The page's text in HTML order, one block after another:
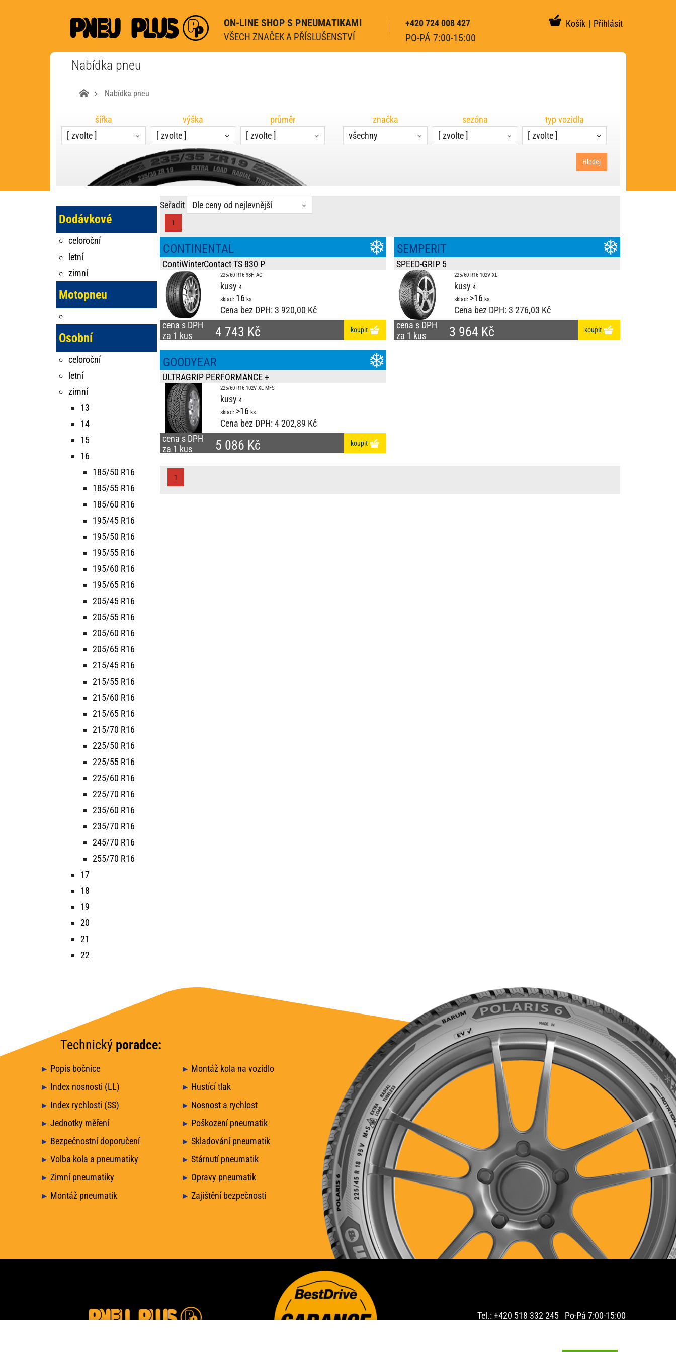
ON-LINE SHOP S PNEUMATIKAMI
VŠECH ZNAČEK A PŘÍSLUŠENSTVÍ
+420 724 008 427
PO-PÁ 7:00-15:00
Košík | Přihlásit
Nabídka pneu
Nabídka pneu
šířka
[ zvolte ]
výška
[ zvolte ]
průměr
[ zvolte ]
značka
všechny
sezóna
[ zvolte ]
typ vozidla
[ zvolte ]
Hledej
Seřadit Dle ceny od nejlevnější
1
CONTINENTAL
ContiWinterContact TS 830 P
225/60 R16 98H AO
kusy
sklad: 16 ks
Cena bez DPH: 3 920,00 Kč
cena s DPH
za 1 kus
4 743 Kč koupit
SEMPERIT
SPEED-GRIP 5
225/60 R16 102V XL
kusy
sklad: >16 ks
Cena bez DPH: 3 276,03 Kč
cena s DPH
za 1 kus
3 964 Kč koupit
GOODYEAR
ULTRAGRIP PERFORMANCE +
225/60 R16 102V XL MFS
kusy
sklad: >16 ks
Cena bez DPH: 4 202,89 Kč
cena s DPH
za 1 kus
5 086 Kč koupit
1
Dodávkové
celoroční
letní
zimní
Motopneu
Osobní
celoroční
letní
zimní
13
14
15
16
185/50 R16
185/55 R16
185/60 R16
195/45 R16
195/50 R16
195/55 R16
195/60 R16
195/65 R16
205/45 R16
205/55 R16
205/60 R16
205/65 R16
215/45 R16
215/55 R16
215/60 R16
215/65 R16
215/70 R16
225/50 R16
225/55 R16
225/60 R16
225/70 R16
235/60 R16
235/70 R16
245/70 R16
255/70 R16
17
18
19
20
21
22
Technický poradce:
Popis bočnice
Montáž kola na vozidlo
Index nosnosti (LL)
Hustící tlak
Index rychlosti (SS)
Nosnost a rychlost
Jednotky měření
Poškození pneumatik
Bezpečnostní doporučení
Skladování pneumatik
Volba kola a pneumatiky
Stárnutí pneumatik
Zimní pneumatiky
Opravy pneumatik
Montáž pneumatik
Zajištění bezpečnosti
Tel.: +420 518 332 245 Po-Pá 7:00-15:00